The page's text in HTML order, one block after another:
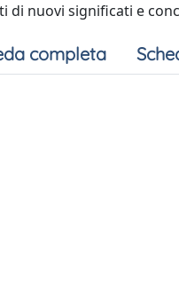
di nuovi significati e
completa